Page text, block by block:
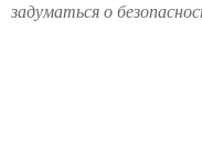
задуматься о